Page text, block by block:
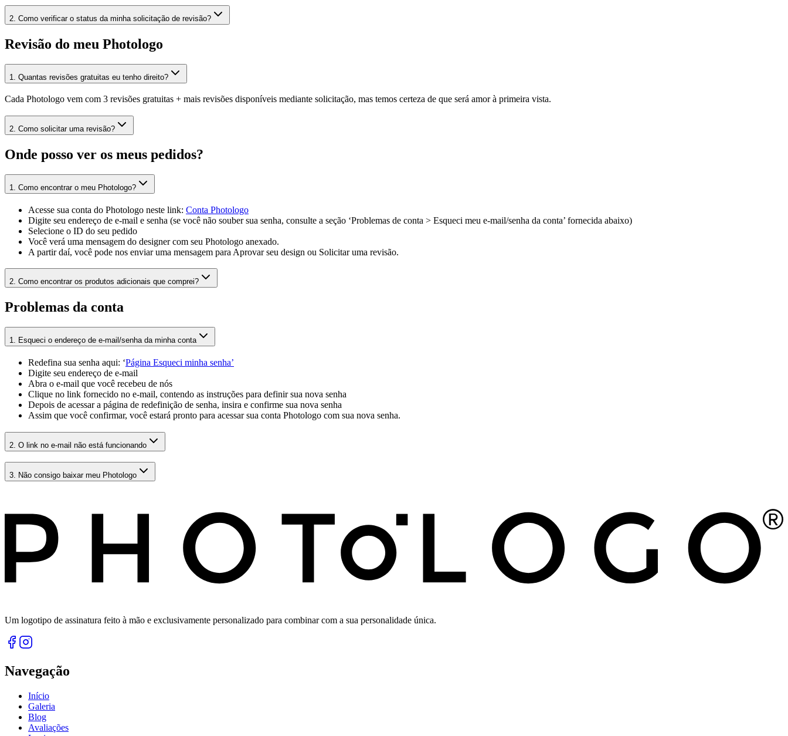
2 Como verificar o status da minha solicitação de revisão?
Revisão do meu Photologo
1 Quantas revisões gratuitas eu tenho direito?
Cada Photologo vem com 3 revisões gratuitas + mais revisões disponíveis mediante solicitação, mas temos certeza de que será amor à primeira vista.
2. Como solicitar uma revisão?
Onde posso ver os meus pedidos?
1 Como encontrar o meu Photologo?
Acesse sua conta do Photologo neste link: Conta Photologo
Digite seu endereço de e-mail e senha (se você não souber sua senha, consulte a seção ‘Problemas de conta > Esqueci meu e-mail/senha da conta’ fornecida abaixo)
Selecione o ID do seu pedido
Você verá uma mensagem do designer com seu Photologo anexado.
A partir daí, você pode nos enviar uma mensagem para Aprovar seu design ou Solicitar uma revisão.
2. Como encontrar os produtos adicionais que comprei?
Problemas da conta
1. Esqueci o endereço de e-mail/senha da minha conta
Redefina sua senha aqui: ‘Página Esqueci minha senha’
Digite seu endereço de e-mail
Abra o e-mail que você recebeu de nós
Clique no link fornecido no e-mail, contendo as instruções para definir sua nova senha
Depois de acessar a página de redefinição de senha, insira e confirme sua nova senha
Assim que você confirmar, você estará pronto para acessar sua conta Photologo com sua nova senha.
2 O link no e-mail não está funcionando
3. Não consigo baixar meu Photologo
Um logotipo de assinatura feito à mão e exclusivamente personalizado para combinar com a sua personalidade única.
Navegação
Início
Galeria
Blog
Avaliações